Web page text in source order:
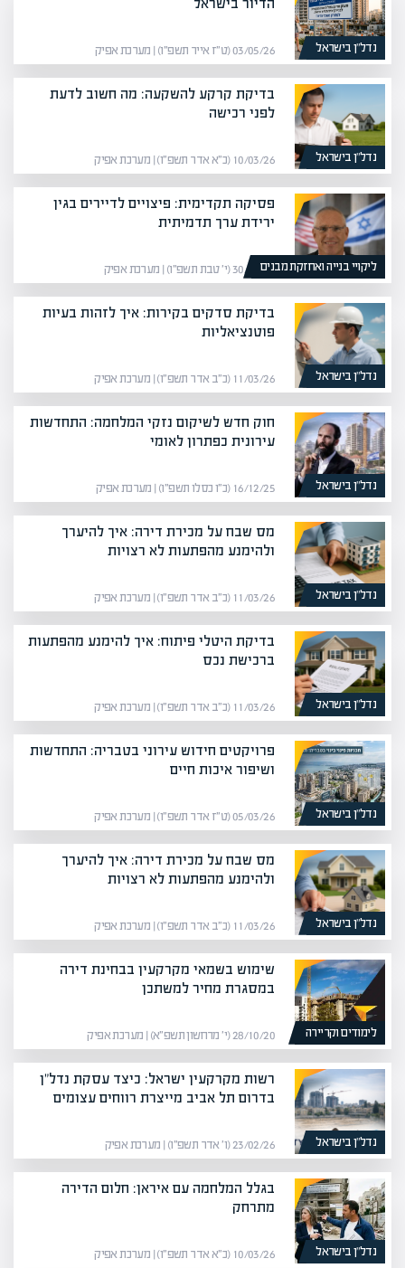
נדל”ן בישראל 03/05/26 (ט״ז אייר תשפ״ו) | מערכת אפיק
נדל”ן בישראל
בדיקת קרקע להשקעה: מה חשוב לדעת
לפני רכישה
10/03/26 (כ״א אדר תשפ״ו) | מערכת אפיק
ליקויי בנייה ואחזקת מבנים
פסיקה תקדימית: פיצויים לדיירים בגין
ירידת ערך תדמיתית
30/12/25 (י׳ טבת תשפ״ו) | מערכת אפיק
נדל”ן בישראל
בדיקת סדקים בקירות: איך לזהות בעיות
פוטנציאליות
11/03/26 (כ״ב אדר תשפ״ו) | מערכת אפיק
נדל”ן בישראל
חוק חדש לשיקום נזקי המלחמה: התחדשות
עירונית כפתרון לאומי
16/12/25 (כ״ו כסלו תשפ״ו) | מערכת אפיק
נדל”ן בישראל
מס שבח על מכירת דירה: איך להיערך
ולהימנע מהפתעות לא רצויות
11/03/26 (כ״ב אדר תשפ״ו) | מערכת אפיק
נדל”ן בישראל
בדיקת היטלי פיתוח: איך להימנע מהפתעות
ברכישת נכס
11/03/26 (כ״ב אדר תשפ״ו) | מערכת אפיק
נדל”ן בישראל
פרויקטים חידוש עירוני בטבריה: התחדשות
ושיפור איכות חיים
05/03/26 (ט״ז אדר תשפ״ו) | מערכת אפיק
נדל”ן בישראל
מס שבח על מכירת דירה: איך להיערך
ולהימנע מהפתעות לא רצויות
11/03/26 (כ״ב אדר תשפ״ו) | מערכת אפיק
לימודים וקריירה
שימוש בשמאי מקרקעין בבחינת דירה
במסגרת מחיר למשתכן
28/10/20 (י׳ מרחשון תשפ״א) | מערכת אפיק
נדל”ן בישראל
רשות מקרקעין ישראל: כיצד עסקת נדל"ן
בדרום תל אביב מייצרת רווחים עצומים
23/02/26 (ו׳ אדר תשפ״ו) | מערכת אפיק
נדל”ן בישראל
בגלל המלחמה עם איראן: חלום הדירה
מתרחק
10/03/26 (כ״א אדר תשפ״ו) | מערכת אפיק